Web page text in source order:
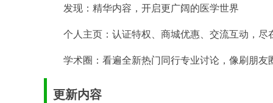
发现：精华内容，开启更广阔的医学世界
个人主页：认证特权、商城优惠、交流互动，尽
学术圈：看遍全新热门同行专业讨论，像刷朋友
更新内容